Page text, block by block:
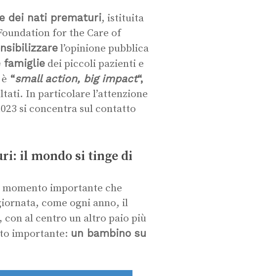
dei nati prematuri, istituita
for the Care of
l’opinione pubblica
famiglie dei piccoli pazienti e
“small action, big impact“,
In particolare l’attenzione
si concentra sul contatto
il mondo si tinge di
importante che
come ogni anno, il
, con al centro un altro paio più
importante: un bambino su